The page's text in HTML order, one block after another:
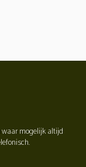
mogelijk altijd